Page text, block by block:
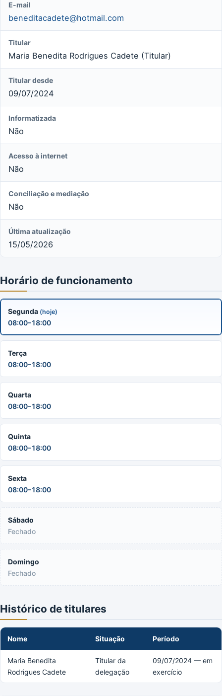
E-mail
beneditacadete@hotmail.com
Titular
Maria Benedita Rodrigues Cadete (Titular)
Titular desde
09/07/2024
Informatizada
Não
Acesso à internet
Não
Conciliação e mediação
Não
Última atualização
15/05/2026
Horário de funcionamento
Segunda (hoje)
08:00–18:00
Terça
08:00–18:00
Quarta
08:00–18:00
Quinta
08:00–18:00
Sexta
08:00–18:00
Sábado
Fechado
Domingo
Fechado
Histórico de titulares
Nome Situação Período
Maria Benedita
Rodrigues Cadete
Titular da
delegação
09/07/2024 — em
exercício